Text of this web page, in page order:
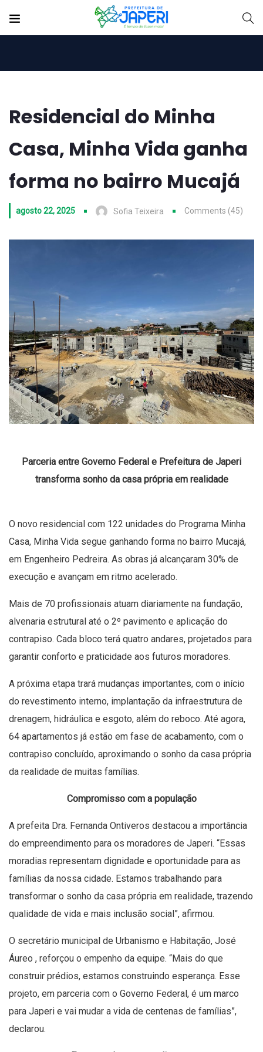
Residencial do Minha
Casa, Minha Vida ganha
forma no bairro Mucajá
agosto 22, 2025 Sofia Teixeira Comments (45)
Parceria entre Governo Federal e Prefeitura de Japeri
transforma sonho da casa própria em realidade
O novo residencial com 122 unidades do Programa Minha
Casa, Minha Vida segue ganhando forma no bairro Mucajá,
em Engenheiro Pedreira. As obras já alcançaram 30% de
execução e avançam em ritmo acelerado.
Mais de 70 profissionais atuam diariamente na fundação,
alvenaria estrutural até o 2º pavimento e aplicação do
contrapiso. Cada bloco terá quatro andares, projetados para
garantir conforto e praticidade aos futuros moradores.
A próxima etapa trará mudanças importantes, com o início
do revestimento interno, implantação da infraestrutura de
drenagem, hidráulica e esgoto, além do reboco. Até agora,
64 apartamentos já estão em fase de acabamento, com o
contrapiso concluído, aproximando o sonho da casa própria
da realidade de muitas famílias.
Compromisso com a população
A prefeita Dra. Fernanda Ontiveros destacou a importância
do empreendimento para os moradores de Japeri. “Essas
moradias representam dignidade e oportunidade para as
famílias da nossa cidade. Estamos trabalhando para
transformar o sonho da casa própria em realidade, trazendo
qualidade de vida e mais inclusão social”, afirmou.
O secretário municipal de Urbanismo e Habitação, José
Áureo , reforçou o empenho da equipe. “Mais do que
construir prédios, estamos construindo esperança. Esse
projeto, em parceria com o Governo Federal, é um marco
para Japeri e vai mudar a vida de centenas de famílias”,
declarou.